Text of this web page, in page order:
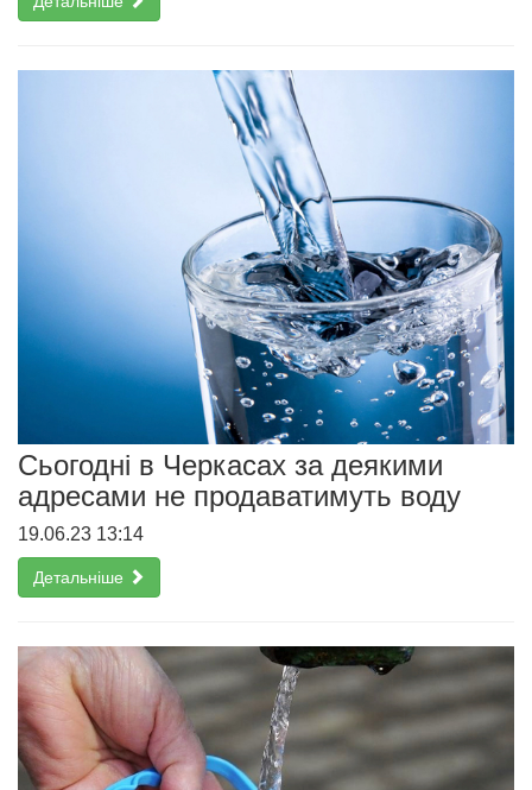
Сьогодні в Черкасах за деякими
адресами не продаватимуть воду
19.06.23 13:14
Детальніше